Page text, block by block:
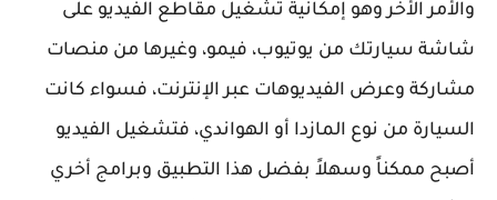
والأمر الأخر وهو إمكانية تشغيل مقاطع الفيديو على
شاشة سيارتك من يوتيوب، فيمو، وغيرها من منصات
مشاركة وعرض الفيديوهات عبر الإنترنت، فسواء كانت
السيارة من نوع المازدا أو الهواندي، فتشغيل الفيديو
أصبح ممكناً وسهلاً بفضل هذا التطبيق وبرامج أخري